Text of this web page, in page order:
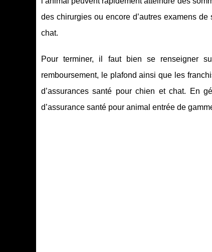
des chirurgies ou encore d’autres examens
chat.
Pour terminer, il faut bien se renseigner
remboursement, le plafond ainsi que les
d’assurances santé pour chien et chat. En
d’assurance santé pour animal entrée de